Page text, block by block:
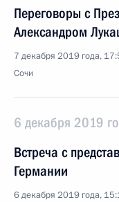
Переговоры с
Александром
7 декабря 2019 года,
Сочи
6 декабря 2019
Встреча с
Германии
6 декабря 2019 года,